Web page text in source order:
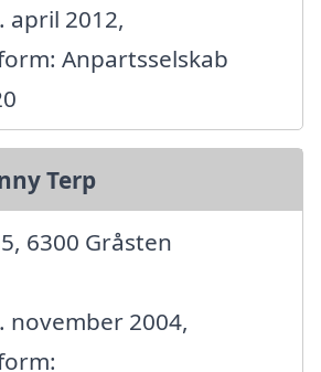
april 2012,
Anpartsselskab
Terp
6300 Gråsten
november 2004,